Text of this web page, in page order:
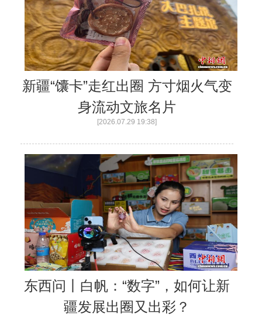
新疆“馕卡”走红出圈 方寸烟火气变
身流动文旅名片
[2026.07.29 19:38]
东西问丨白帆：“数字”，如何让新
疆发展出圈又出彩？